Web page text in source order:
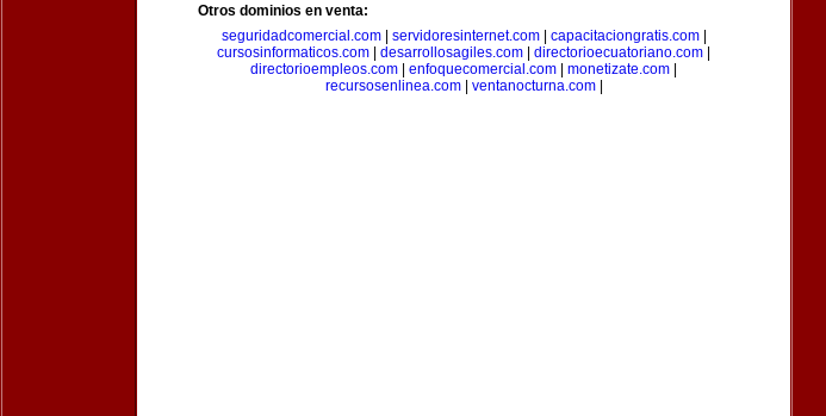
Otros dominios en venta:
seguridadcomercial.com| servidoresinternet.com| capacitaciongratis.com|
cursosinformaticos.com
desarrollosagiles.com directorioecuatoriano.com
directorioempleos.com
enfoquecomercial.com monetizate.com
recursosenlinea.com| ventanocturna.com|